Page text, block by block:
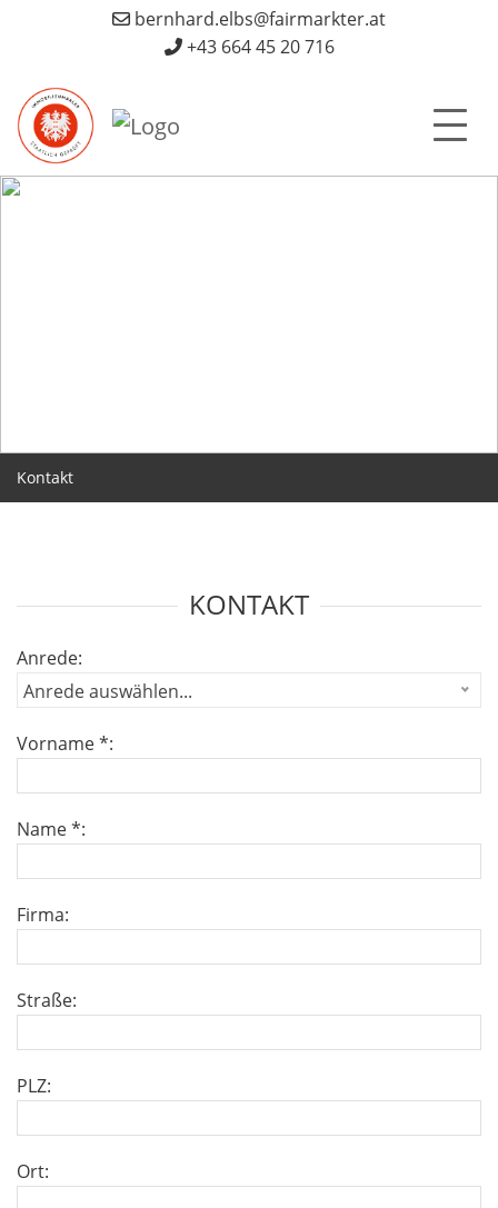
bernhard.elbs@fairmarkter.at
+43 664 45 20 716
Kontakt
KONTAKT
Anrede:
Anrede auswählen...
Vorname *:
Name *:
Firma:
Straße:
PLZ:
Ort: